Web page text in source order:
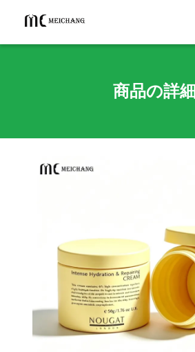
商品の詳細